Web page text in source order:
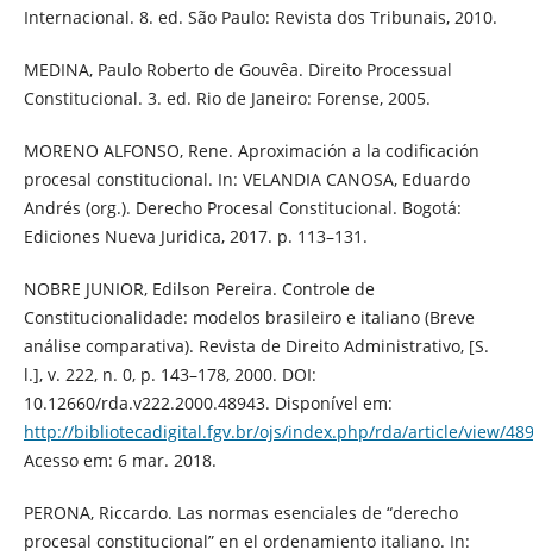
Internacional. 8. ed. São Paulo: Revista dos Tribunais, 2010.
MEDINA, Paulo Roberto de Gouvêa. Direito Processual
Constitucional. 3. ed. Rio de Janeiro: Forense, 2005.
MORENO ALFONSO, Rene. Aproximación a la codificación
procesal constitucional. In: VELANDIA CANOSA, Eduardo
Andrés (org.). Derecho Procesal Constitucional. Bogotá:
Ediciones Nueva Juridica, 2017. p. 113–131.
NOBRE JUNIOR, Edilson Pereira. Controle de
Constitucionalidade: modelos brasileiro e italiano (Breve
análise comparativa). Revista de Direito Administrativo, [S.
l.], v. 222, n. 0, p. 143–178, 2000. DOI:
10.12660/rda.v222.2000.48943. Disponível em:
http://bibliotecadigital.fgv.br/ojs/index.php/rda/article/view/
Acesso em: 6 mar. 2018.
PERONA, Riccardo. Las normas esenciales de “derecho
procesal constitucional” en el ordenamiento italiano. In: